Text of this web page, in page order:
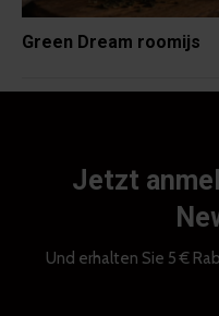
Green Dream roomijs
Jetzt
Und erhalten Sie 5 €